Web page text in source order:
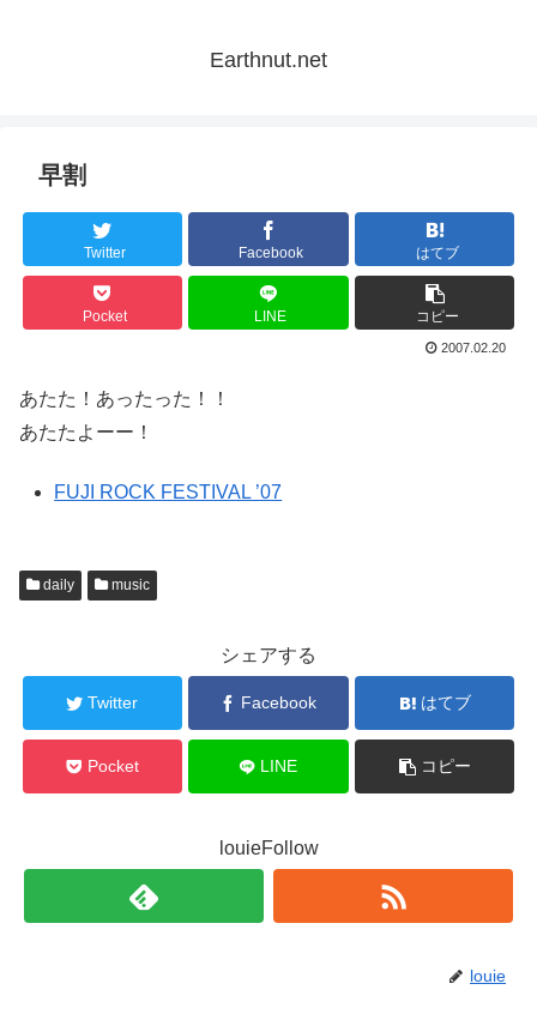
Earthnut.net
早割
Twitter Facebook はてブ
Pocket LINE コピー
2007.02.20
あたた！あったった！！
あたたよーー！
FUJI ROCK FESTIVAL ’07
daily music
シェアする
Twitter Facebook はてブ
Pocket LINE コピー
louieFollow
louie